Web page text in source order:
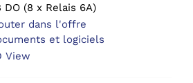
DO (8 x Relais 6A)
dans l'offre
et logiciels
View